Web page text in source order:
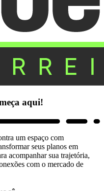
aqui!
um espaço com
seus planos em
acompanhar sua trajetória,
com o mercado de